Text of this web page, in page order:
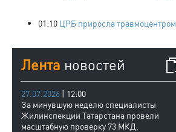
01:10 ЦРБ приросла травмоцентром
Лента новостей
27.07.2026 | 12:00
За минувшую неделю специалисты
Жилинспекции Татарстана провели
масштабную проверку 73 МКД.